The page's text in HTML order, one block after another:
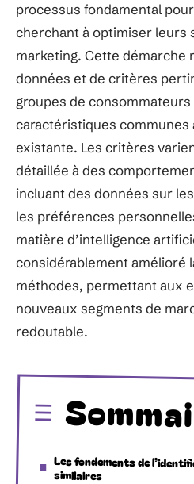
processus fondamental
cherchant à optimiser leurs
marketing. Cette démarche
données et de critères
groupes de
caractéristiques communes
existante. Les critères
détaillée à des
incluant des données sur
les préférences
matière d’intelligence
considérablement amélioré
méthodes, permettant aux
nouveaux segments de
redoutable.
Les fondements de
similaires